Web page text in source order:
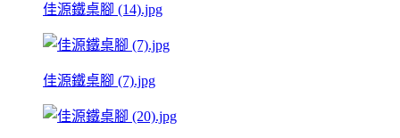
佳源鐵桌腳 (14).jpg
佳源鐵桌腳 (7).jpg